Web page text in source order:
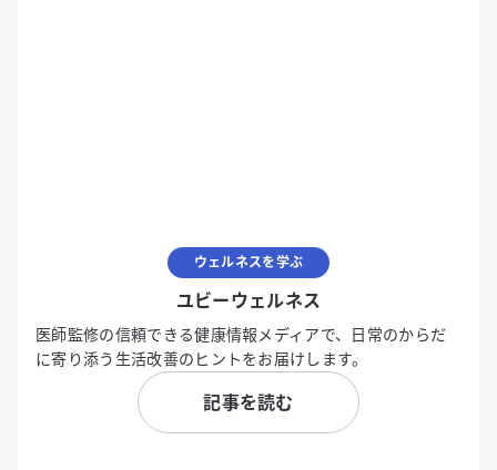
ウェルネスを学ぶ
ユビーウェルネス
医師監修の信頼できる健康情報メディアで、日常のからだ
に寄り添う生活改善のヒントをお届けします。
記事を読む